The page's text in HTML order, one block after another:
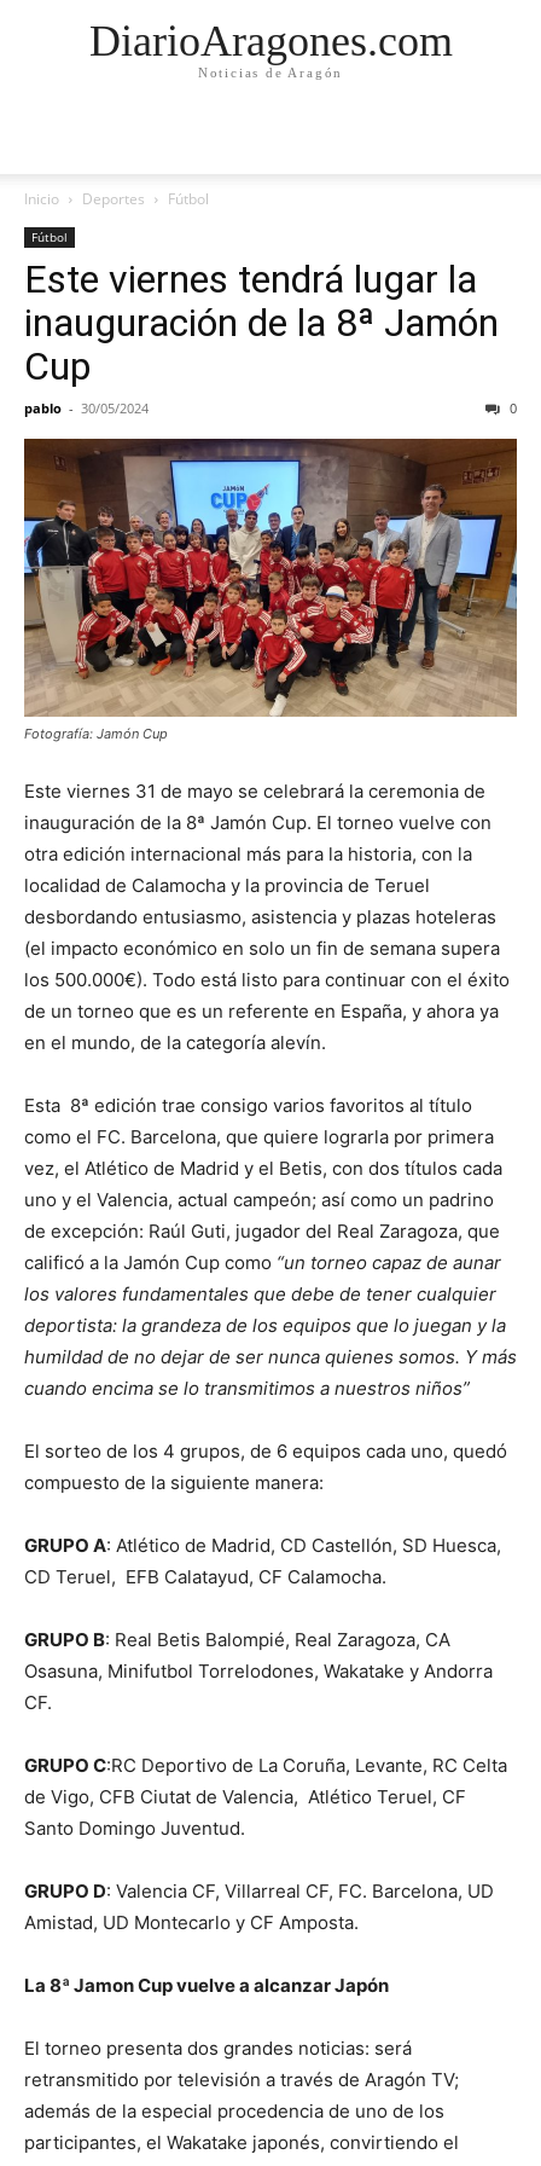
DiarioAragones.com
Noticias de Aragón
Inicio Deportes Fútbol
Fútbol
Este viernes tendrá lugar la
inauguración de la 8ª Jamón
Cup
pablo - 30/05/2024 0
Fotografía: Jamón Cup
Este viernes 31 de mayo se celebrará la ceremonia de
inauguración de la 8ª Jamón Cup. El torneo vuelve con
otra edición internacional más para la historia, con la
localidad de Calamocha y la provincia de Teruel
desbordando entusiasmo, asistencia y plazas hoteleras
(el impacto económico en solo un fin de semana supera
los 500.000€). Todo está listo para continuar con el éxito
de un torneo que es un referente en España, y ahora ya
en el mundo, de la categoría alevín.
Esta 8ª edición trae consigo varios favoritos al título
como el FC. Barcelona, que quiere lograrla por primera
vez, el Atlético de Madrid y el Betis, con dos títulos cada
uno y el Valencia, actual campeón; así como un padrino
de excepción: Raúl Guti, jugador del Real Zaragoza, que
calificó a la Jamón Cup como “un torneo capaz de aunar
los valores fundamentales que debe de tener cualquier
deportista: la grandeza de los equipos que lo juegan y la
humildad de no dejar de ser nunca quienes somos. Y más
cuando encima se lo transmitimos a nuestros niños”
El sorteo de los 4 grupos, de 6 equipos cada uno, quedó
compuesto de la siguiente manera:
GRUPO A: Atlético de Madrid, CD Castellón, SD Huesca,
CD Teruel, EFB Calatayud, CF Calamocha.
GRUPO B: Real Betis Balompié, Real Zaragoza, CA
Osasuna, Minifutbol Torrelodones, Wakatake y Andorra
CF.
GRUPO C:RC Deportivo de La Coruña, Levante, RC Celta
de Vigo, CFB Ciutat de Valencia, Atlético Teruel, CF
Santo Domingo Juventud.
GRUPO D: Valencia CF, Villarreal CF, FC. Barcelona, UD
Amistad, UD Montecarlo y CF Amposta.
La 8ª JamonCup vuelve a alcanzarJapón
El torneo presenta dos grandes noticias: será
retransmitido por televisión a través de Aragón TV;
además de la especial procedencia de uno de los
participantes, el Wakatake japonés, convirtiendo el